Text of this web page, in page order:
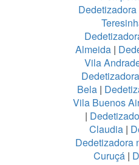
Almeida |
Vila
Bela|
Vila Buenos
|
Claudia|
Dedetizadora
Curuçá |